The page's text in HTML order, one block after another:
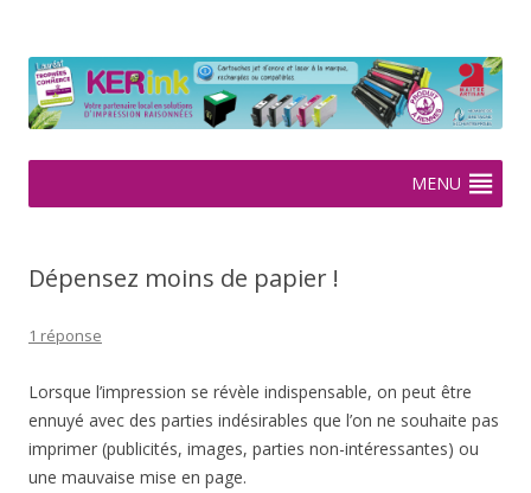
2005
MENU
Dépensez moins de papier !
1 réponse
Lorsque l’impression se révèle indispensable, on peut être
ennuyé avec des parties indésirables que l’on ne souhaite pas
imprimer (publicités, images, parties non-intéressantes) ou
une mauvaise mise en page.